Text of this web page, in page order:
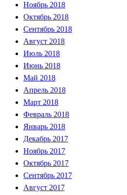
Ноябрь 2018
Октябрь 2018
Сентябрь 2018
Август 2018
Июль 2018
Июнь 2018
Май 2018
Апрель 2018
Март 2018
Февраль 2018
Январь 2018
Декабрь 2017
Ноябрь 2017
Октябрь 2017
Сентябрь 2017
Август 2017